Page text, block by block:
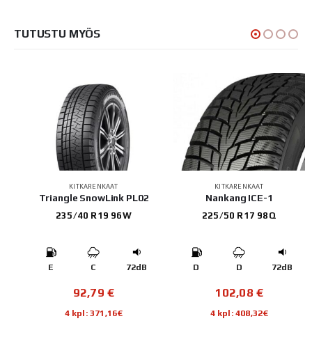
TUTUSTU MYÖS
KITKARENKAAT
Triangle SnowLink PL02
235/40 R19 96W
E C 72dB
92,79 €
4 kpl: 371,16€
KITKARENKAAT
Nankang ICE-1
225/50 R17 98Q
D D 72dB
102,08€
4 kpl: 408,32€